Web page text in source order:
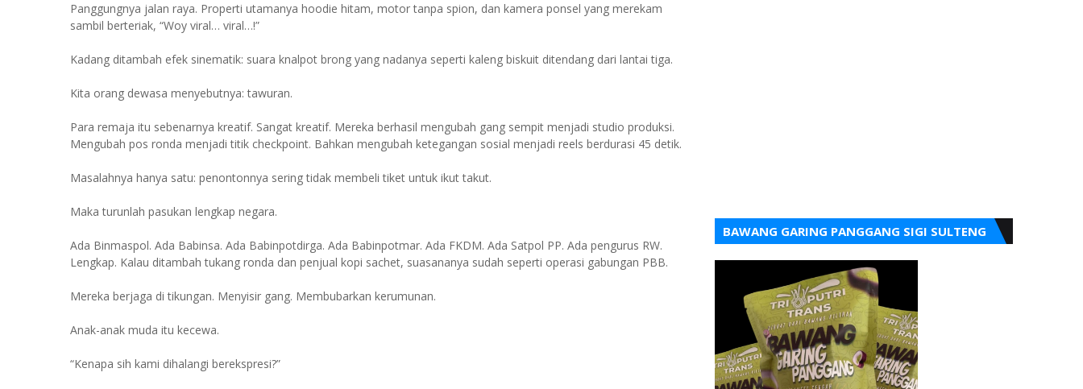
Panggungnya jalan raya. Properti utamanya hoodie hitam, motor tanpa spion, dan kamera ponsel yang merekam
sambil berteriak, “Woy viral… viral…!”
Kadang ditambah efek sinematik: suara knalpot brong yang nadanya seperti kaleng biskuit ditendang dari lantai tiga.
Kita orang dewasa menyebutnya: tawuran.
Para remaja itu sebenarnya kreatif. Sangat kreatif. Mereka berhasil mengubah gang sempit menjadi studio produksi.
Mengubah pos ronda menjadi titik checkpoint. Bahkan mengubah ketegangan sosial menjadi reels berdurasi 45 detik.
Masalahnya hanya satu: penontonnya sering tidak membeli tiket untuk ikut takut.
Maka turunlah pasukan lengkap negara.
Ada Binmaspol. Ada Babinsa. Ada Babinpotdirga. Ada Babinpotmar. Ada FKDM. Ada Satpol PP. Ada pengurus RW.
Lengkap. Kalau ditambah tukang ronda dan penjual kopi sachet, suasananya sudah seperti operasi gabungan PBB.
Mereka berjaga di tikungan. Menyisir gang. Membubarkan kerumunan.
Anak-anak muda itu kecewa.
“Kenapa sih kami dihalangi berekspresi?”
BAWANG GARING PANGGANG SIGI SULTENG